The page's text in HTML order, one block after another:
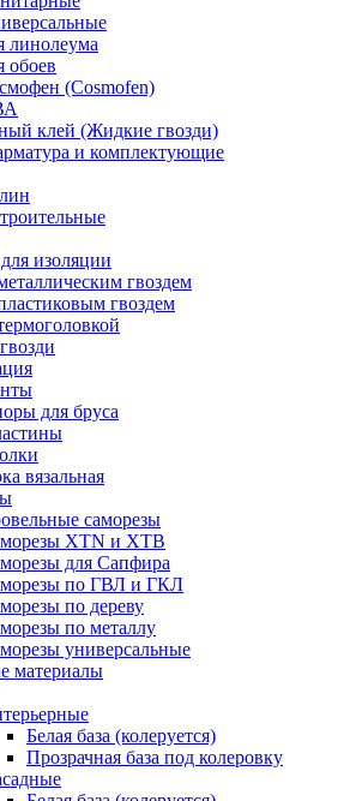
линолеума
обоев
(Cosmofen)
клей (Жидкие гвозди)
и комплектующие
изоляции
гвоздем
гвоздем
для бруса
вязальная
саморезы
XTN и ХTB
для Сапфира
по ГВЛ и ГКЛ
по дереву
по металлу
универсальные
материалы
Белая база (колеруется)
Прозрачная база под колеровку